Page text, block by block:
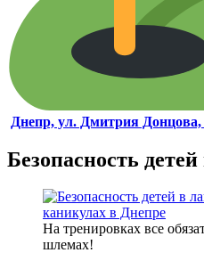
Днепр, ул. Дмитрия
Безопасность детей
На тренировках все
шлемах!